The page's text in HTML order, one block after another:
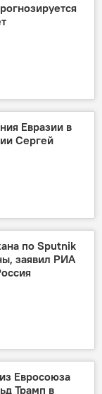
Евразии в
Сергей
по Sputnik
заявил РИА
Евросоюза
Трамп в